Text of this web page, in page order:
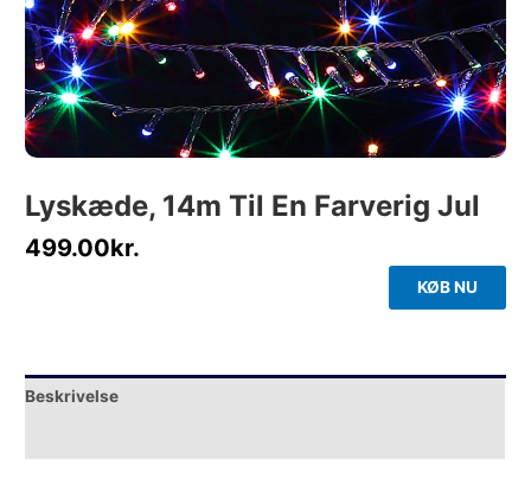
Lyskæde, 14m Til En Farverig Jul
499.00kr.
KØB NU
Beskrivelse